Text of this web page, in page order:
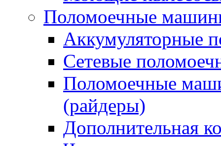
Поломоечные
Аккумуляторные
Сетевые
Поломоечные
(райдеры)
Дополнительная